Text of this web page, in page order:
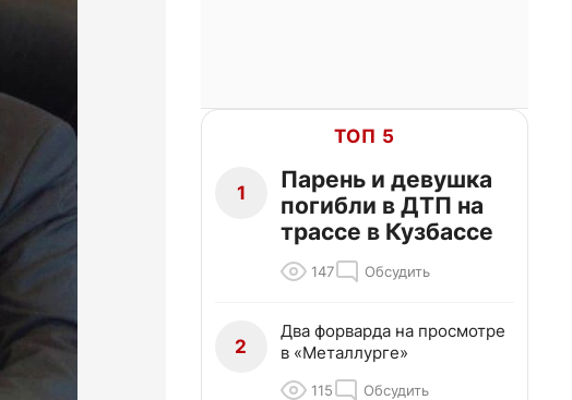
ТОП 5
1
Парень и девушка
погибли в ДТП на
трассе в Кузбассе
147 Обсудить
2
Два форварда на просмотре
в «Металлурге»
115 Обсудить